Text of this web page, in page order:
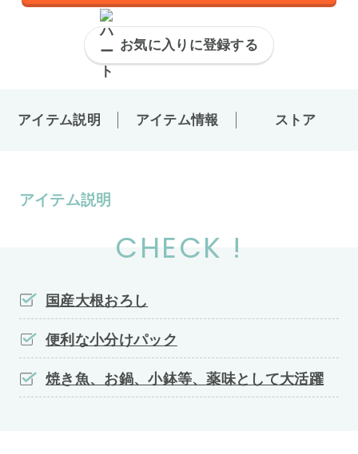
お気に入りに登録する
アイテム説明 アイテム情報 ストア
アイテム説明
CHECK !
国産大根おろし
便利な小分けパック
焼き魚、お鍋、小鉢等、薬味として大活躍